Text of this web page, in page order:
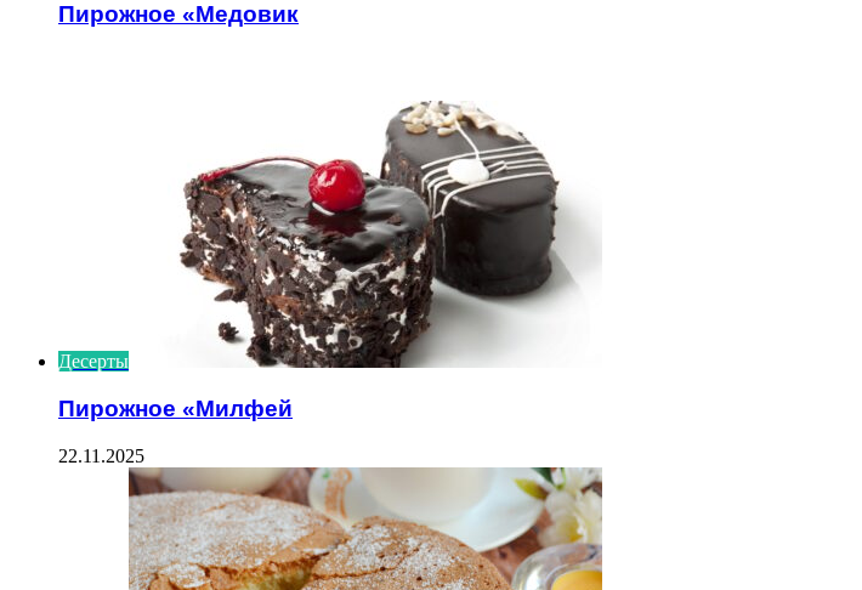
Пирожное «Медовик
Десерты
Пирожное «Милфей
22.11.2025